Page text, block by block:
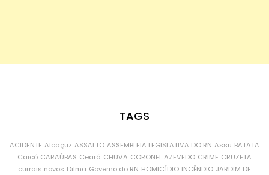
TAGS
ACIDENTE Alcaçuz ASSALTO ASSEMBLEIA LEGISLATIVA DO RN Assu BATATA
Caicó CARAÚBAS Ceará CHUVA CORONEL AZEVEDO CRIME CRUZETA
currais novos Dilma Governo do RN HOMICÍDIO INCÊNDIO JARDIM DE